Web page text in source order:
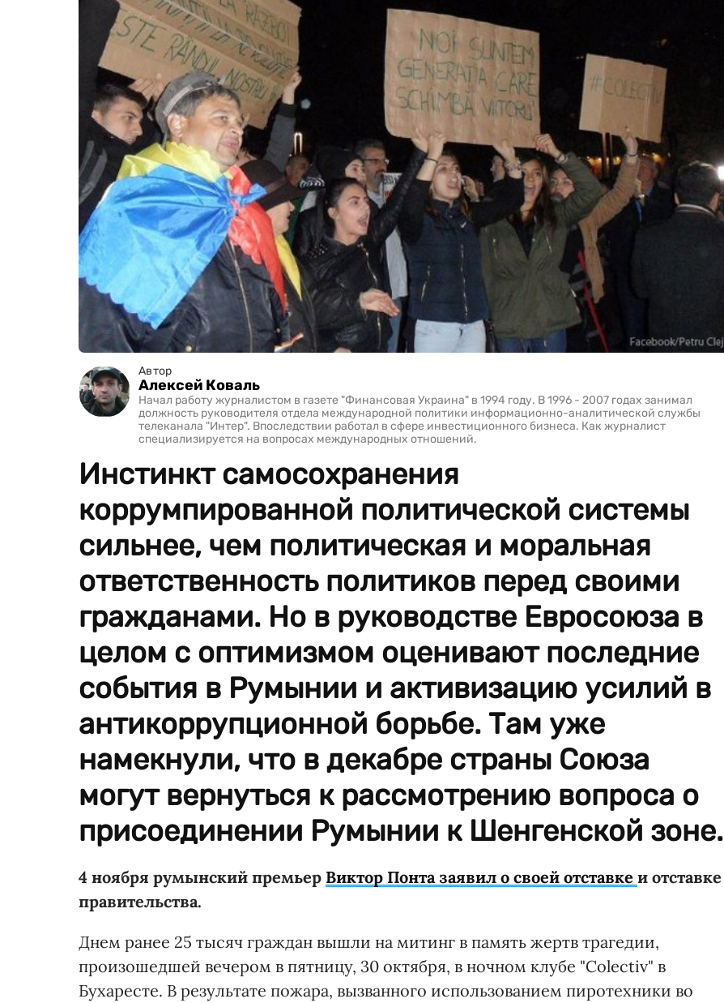
Автор
Алексей Коваль
Начал работу журналистом в газете "Финансовая Украина" в 1994 году. В 1996 - 2007 годах занимал
должность руководителя отдела международной политики информационно-аналитической службы
телеканала "Интер". Впоследствии работал в сфере инвестиционного бизнеса. Как журналист
специализируется на вопросах международных отношений.
Инстинкт самосохранения
коррумпированной политической системы
сильнее, чем политическая и моральная
ответственность политиков перед своими
гражданами. Но в руководстве Евросоюза в
целом с оптимизмом оценивают последние
события в Румынии и активизацию усилий в
антикоррупционной борьбе. Там уже
намекнули, что в декабре страны Союза
могут вернуться к рассмотрению вопроса о
присоединении Румынии к Шенгенской зоне.
4 ноября румынский премьер Виктор Понта заявил о своей отставке и отставке
правительства.
Днем ранее 25 тысяч граждан вышли на митинг в память жертв трагедии,
произошедшей вечером в пятницу, 30 октября, в ночном клубе "Colectiv" в
Бухаресте. В результате пожара, вызванного использованием пиротехники во